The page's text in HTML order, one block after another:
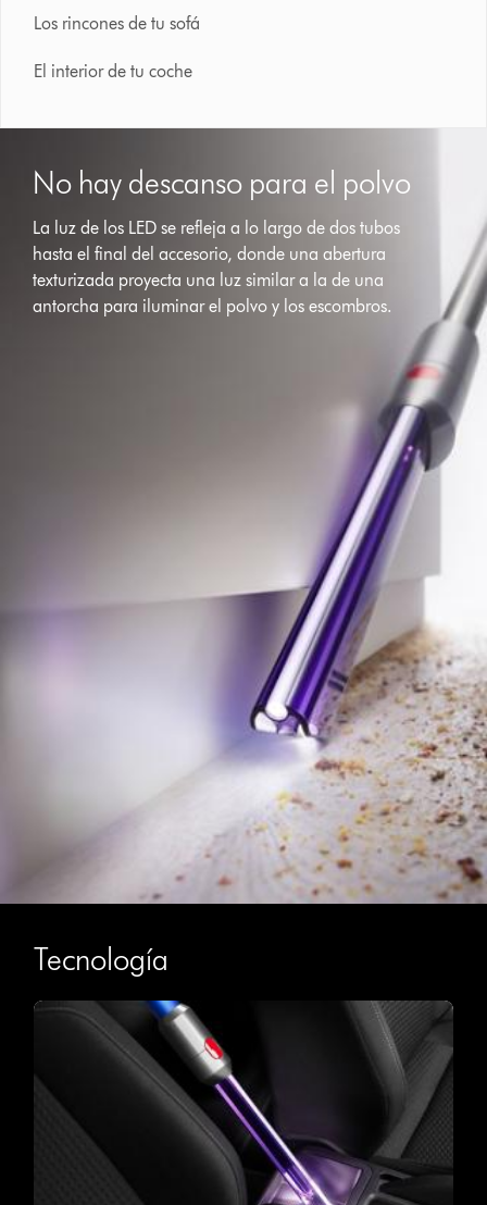
Los rincones de tu sofá
El interior de tu coche
No hay descanso para el polvo
La luz de los LED se refleja a lo largo de dos tubos
hasta el final del accesorio, donde una abertura
texturizada proyecta una luz similar a la de una
antorcha para iluminar el polvo y los escombros.
Tecnología